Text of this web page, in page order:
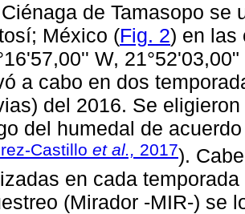
de Tamasopo se
México (Fig. 2) en las
W,
a cabo en dos
del 2016. Se
del humedal de
Castillo et al., 2017).
en cada
(Mirador -MIR-) se